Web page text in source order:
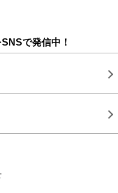
で発信中！